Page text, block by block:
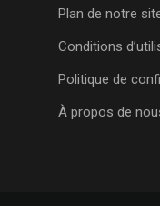
Plan de notre
Conditions
Politique de
À propos de